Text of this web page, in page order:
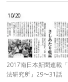
10/20
2017南日本新聞連載
法研究所」29〜31話